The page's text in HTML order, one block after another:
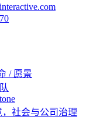
/ 愿景
，社会与公司治理